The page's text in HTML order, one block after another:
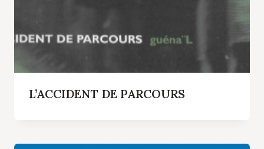
L’ACCIDENT DE PARCOURS